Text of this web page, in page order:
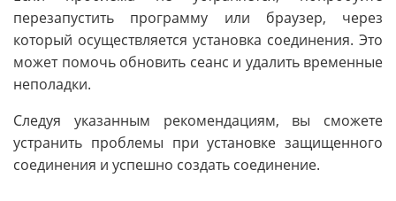
перезапустить программу или браузер, через
который осуществляется установка соединения. Это
может помочь обновить сеанс и удалить временные
неполадки.
Следуя указанным рекомендациям, вы сможете
устранить проблемы при установке защищенного
соединения и успешно создать соединение.